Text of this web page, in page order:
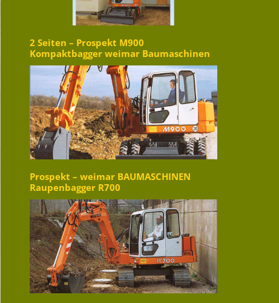
2 Seiten – Prospekt M900
Kompaktbagger weimar Baumaschinen
Prospekt – weimar BAUMASCHINEN
Raupenbagger R700